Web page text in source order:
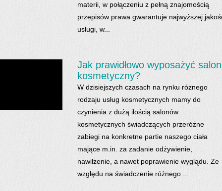
materii, w połączeniu z pełną znajomością
przepisów prawa gwarantuje najwyższej
usługi, w...
Jak prawidłowo wyposażyć salon
kosmetyczny?
W dzisiejszych czasach na rynku różnego
rodzaju usług kosmetycznych mamy do
czynienia z dużą ilością salonów
kosmetycznych świadczących przeróżne
zabiegi na konkretne partie naszego ciała
mające m.in. za zadanie odżywienie,
nawilżenie, a nawet poprawienie wyglądu. Ze
względu na świadczenie różnego ...